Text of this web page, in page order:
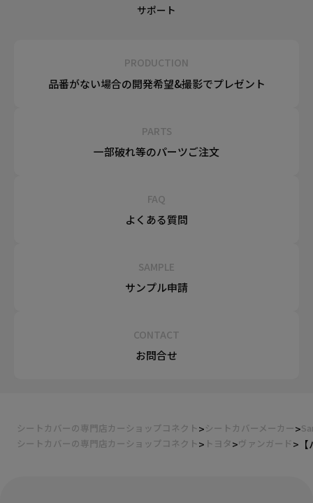
サポート
PRODUCTION
品番がない場合の開発希望&撮影でプレゼント
PARTS
一部破れ等のパーツご注文
FAQ
よくある質問
SAMPLE
サンプル申請
CONTACT
お問合せ
シートカバーの専門店カーショップコネクト シートカバーメーカー
シートカバーの専門店カーショップコネクト
トヨタ ヴァンガード